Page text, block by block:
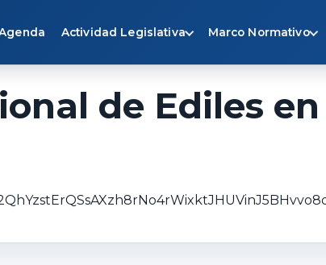
Actividad Legislativa Marco Normativo
de Ediles